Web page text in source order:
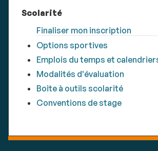
Scolarité
Finaliser mon inscription
Options sportives
Emplois du temps et
Modalités d'évaluation
Boite à outils scolarité
Conventions de stage